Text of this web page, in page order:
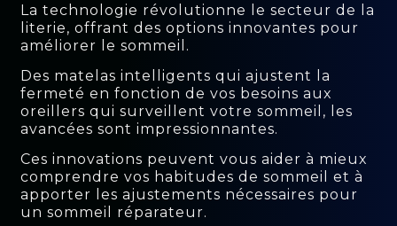
La technologie révolutionne le secteur de la
literie, offrant des options innovantes pour
améliorer le sommeil.
Des matelas intelligents qui ajustent la
fermeté en fonction de vos besoins aux
oreillers qui surveillent votre sommeil, les
avancées sont impressionnantes.
Ces innovations peuvent vous aider à mieux
comprendre vos habitudes de sommeil et à
apporter les ajustements nécessaires pour
un sommeil réparateur.